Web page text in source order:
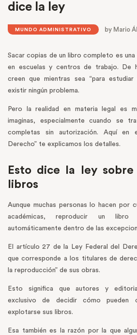
dice la ley
MUNDO ADMINISTRATIVO by Mario
Sacar copias de un libro completo es
en escuelas y centros de trabajo. De
creen que mientras sea “para
existir ningún problema.
Pero la realidad en materia legal es
imaginas, especialmente cuando se
completas sin autorización. Aquí en
Derecho” te explicamos los detalles.
Esto dice la ley
libros
Aunque muchas personas lo hacen por
académicas, reproducir un
automáticamente dentro de las
El artículo 27 de la Ley Federal del
que corresponde a los titulares de
la reproducción” de sus obras.
Esto significa que autores y
exclusivo de decidir cómo pueden
explotarse sus libros.
Esa también es la razón por la que